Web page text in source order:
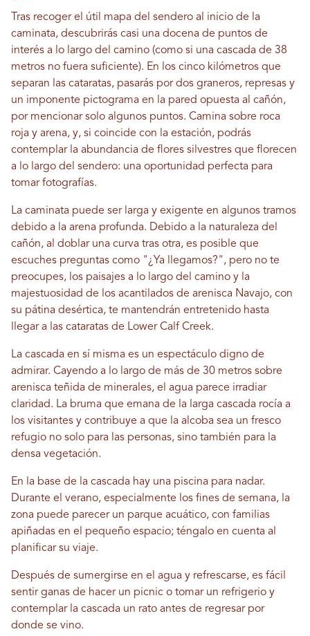
Tras recoger el útil mapa del sendero al inicio de la
caminata, descubrirás casi una docena de puntos de
interés a lo largo del camino (como si una cascada de 38
metros no fuera suficiente). En los cinco kilómetros que
separan las cataratas, pasarás por dos graneros, represas y
un imponente pictograma en la pared opuesta al cañón,
por mencionar solo algunos puntos. Camina sobre roca
roja y arena, y, si coincide con la estación, podrás
contemplar la abundancia de flores silvestres que florecen
a lo largo del sendero: una oportunidad perfecta para
tomar fotografías.
La caminata puede ser larga y exigente en algunos tramos
debido a la arena profunda. Debido a la naturaleza del
cañón, al doblar una curva tras otra, es posible que
escuches preguntas como "¿Ya llegamos?", pero no te
preocupes, los paisajes a lo largo del camino y la
majestuosidad de los acantilados de arenisca Navajo, con
su pátina desértica, te mantendrán entretenido hasta
llegar a las cataratas de Lower Calf Creek.
La cascada en sí misma es un espectáculo digno de
admirar. Cayendo a lo largo de más de 30 metros sobre
arenisca teñida de minerales, el agua parece irradiar
claridad. La bruma que emana de la larga cascada rocía a
los visitantes y contribuye a que la alcoba sea un fresco
refugio no solo para las personas, sino también para la
densa vegetación.
En la base de la cascada hay una piscina para nadar.
Durante el verano, especialmente los fines de semana, la
zona puede parecer un parque acuático, con familias
apiñadas en el pequeño espacio; téngalo en cuenta al
planificar su viaje.
Después de sumergirse en el agua y refrescarse, es fácil
sentir ganas de hacer un picnic o tomar un refrigerio y
contemplar la cascada un rato antes de regresar por
donde se vino.